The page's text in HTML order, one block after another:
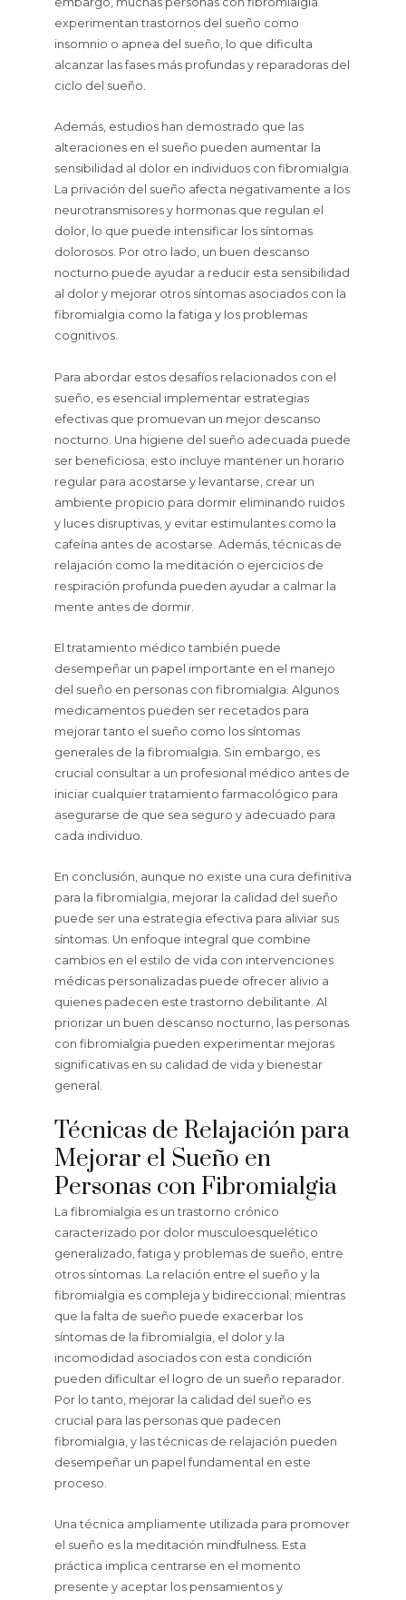
experimentan trastornos del sueño como
insomnio o apnea del sueño, lo que dificulta
alcanzar las fases más profundas y reparadoras del
ciclo del sueño.
Además, estudios han demostrado que las
alteraciones en el sueño pueden aumentar la
sensibilidad al dolor en individuos con fibromialgia.
La privación del sueño afecta negativamente a los
neurotransmisores y hormonas que regulan el
dolor, lo que puede intensificar los síntomas
dolorosos. Por otro lado, un buen descanso
nocturno puede ayudar a reducir esta sensibilidad
al dolor y mejorar otros síntomas asociados con la
fibromialgia como la fatiga y los problemas
cognitivos.
Para abordar estos desafíos relacionados con el
sueño, es esencial implementar estrategias
efectivas que promuevan un mejor descanso
nocturno. Una higiene del sueño adecuada puede
ser beneficiosa; esto incluye mantener un horario
regular para acostarse y levantarse, crear un
ambiente propicio para dormir eliminando ruidos
y luces disruptivas, y evitar estimulantes como la
cafeína antes de acostarse. Además, técnicas de
relajación como la meditación o ejercicios de
respiración profunda pueden ayudar a calmar la
mente antes de dormir.
El tratamiento médico también puede
desempeñar un papel importante en el manejo
del sueño en personas con fibromialgia. Algunos
medicamentos pueden ser recetados para
mejorar tanto el sueño como los síntomas
generales de la fibromialgia. Sin embargo, es
crucial consultar a un profesional médico antes de
iniciar cualquier tratamiento farmacológico para
asegurarse de que sea seguro y adecuado para
cada individuo.
En conclusión, aunque no existe una cura definitiva
para la fibromialgia, mejorar la calidad del sueño
puede ser una estrategia efectiva para aliviar sus
síntomas. Un enfoque integral que combine
cambios en el estilo de vida con intervenciones
médicas personalizadas puede ofrecer alivio a
quienes padecen este trastorno debilitante. Al
priorizar un buen descanso nocturno, las personas
con fibromialgia pueden experimentar mejoras
significativas en su calidad de vida y bienestar
general.
Técnicas de Relajación para
Mejorar el Sueño en
Personas con Fibromialgia
La fibromialgia es un trastorno crónico
caracterizado por dolor musculoesquelético
generalizado, fatiga y problemas de sueño, entre
otros síntomas. La relación entre el sueño y la
fibromialgia es compleja y bidireccional; mientras
que la falta de sueño puede exacerbar los
síntomas de la fibromialgia, el dolor y la
incomodidad asociados con esta condición
pueden dificultar el logro de un sueño reparador.
Por lo tanto, mejorar la calidad del sueño es
crucial para las personas que padecen
fibromialgia, y las técnicas de relajación pueden
desempeñar un papel fundamental en este
proceso.
Una técnica ampliamente utilizada para promover
el sueño es la meditación mindfulness. Esta
práctica implica centrarse en el momento
presente y aceptar los pensamientos y